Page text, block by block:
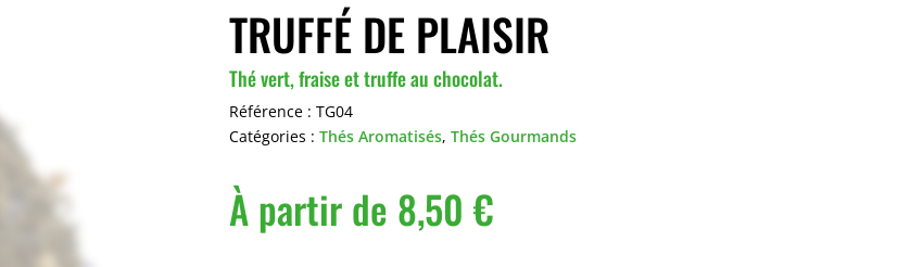
TRUFFÉ DE PLAISIR
Thé vert, fraise et truffe au chocolat.
Référence :TG04
Catégories :Thés Aromatisés,Thés Gourmands
À partir de 8,50€